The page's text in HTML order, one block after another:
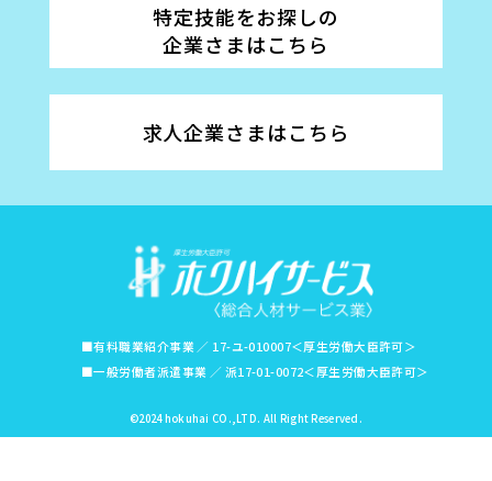
特定技能をお探しの
企業さまはこちら
求人企業さまはこちら
■有料職業紹介事業 ／ 17-ユ-010007＜厚生労働大臣許可＞
■一般労働者派遣事業 ／ 派17-01-0072＜厚生労働大臣許可＞
©2024 hokuhai CO.,LTD. All Right Reserved.